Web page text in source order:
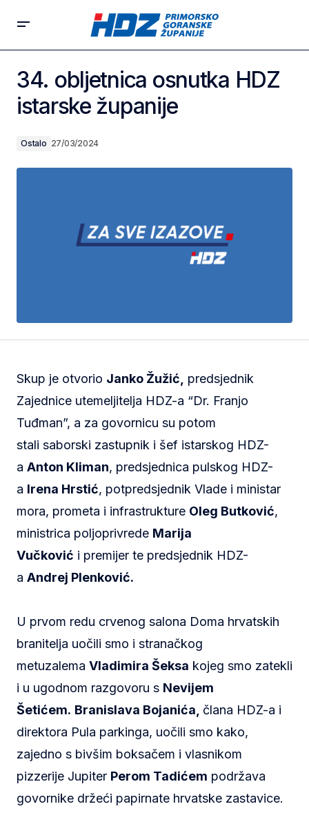
34. obljetnica osnutka HDZ
istarske županije
Ostalo 27/03/2024
Skup je otvorio Janko Žužić,
predsjednik
Zajednice utemeljitelja HDZ-a “Dr. Franjo
Tuđman”, a za govornicu su potom
stali saborski zastupnik i šef istarskog HDZ-
a Anton Kliman, predsjednica pulskog HDZ-
a Irena Hrstić, potpredsjednik Vlade i ministar
mora, prometa i infrastrukture Oleg Butković,
ministrica poljoprivrede Marija
Vučković i premijer te predsjednik HDZ-
a Andrej Plenković.
U prvom redu crvenog salona Doma hrvatskih
branitelja uočili smo i stranačkog
metuzalema Vladimira Šeksa kojeg smo zatekli
i u ugodnom razgovoru s Nevijem
Šetićem. Branislava Bojanića, člana HDZ-a i
direktora Pula parkinga, uočili smo kako,
zajedno s bivšim boksačem i vlasnikom
pizzerije Jupiter Perom Tadićem podržava
govornike držeći papirnate hrvatske zastavice.